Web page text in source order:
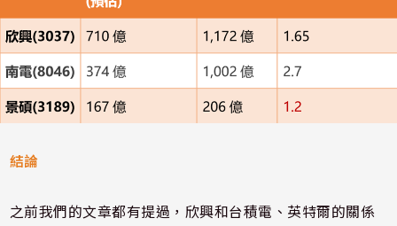
結論
之前我們的文章都有提過，欣興和台積電、英特爾的關係